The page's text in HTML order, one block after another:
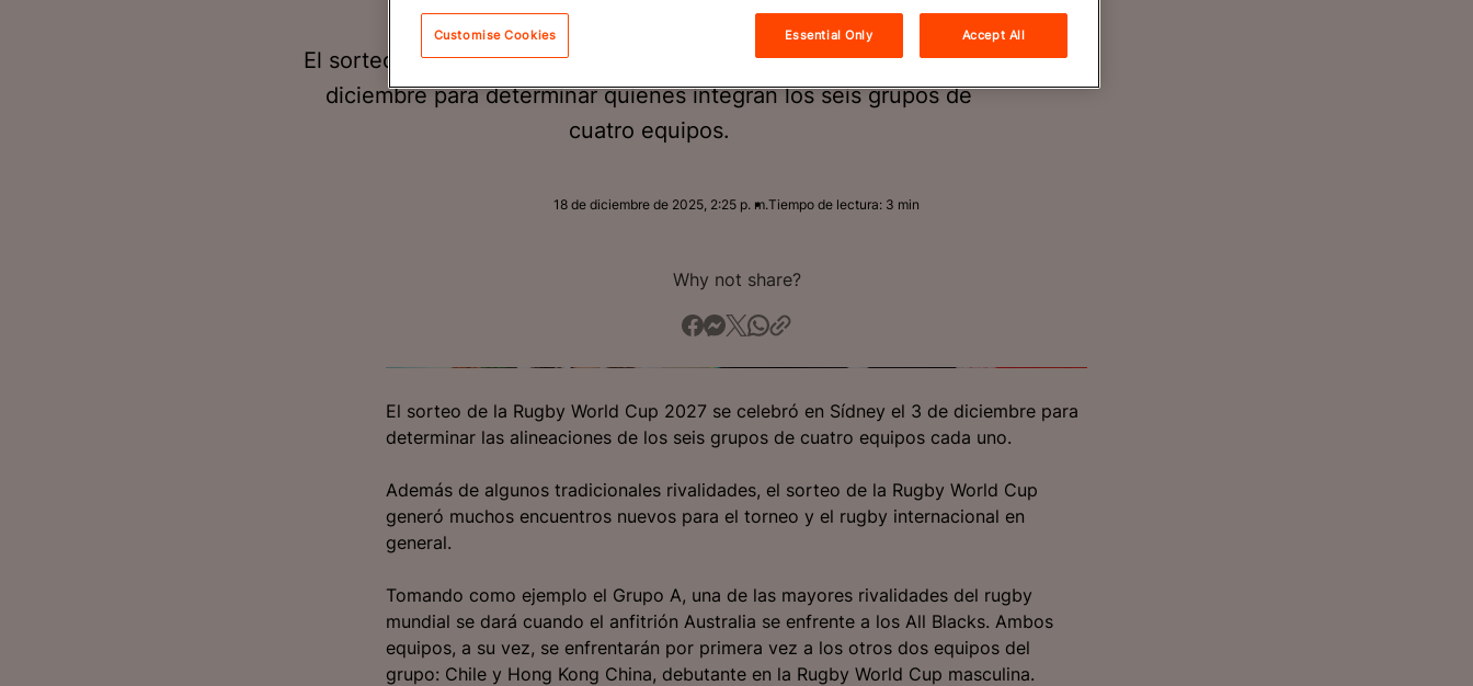
El sorteo de la Rugby World Cup 2027 se realizó en Sídney el 3 de
diciembre para determinar quienes integran los seis grupos de
cuatro equipos.
18 de diciembre de 2025, 2:25 p. m.Tiempo de lectura: 3 min
Why not share?
El sorteo de la Rugby World Cup 2027 se celebró en Sídney el 3 de diciembre para
determinar las alineaciones de los seis grupos de cuatro equipos cada uno.
Además de algunos tradicionales rivalidades, el sorteo de la Rugby World Cup
generó muchos encuentros nuevos para el torneo y el rugby internacional en
general.
Tomando como ejemplo el Grupo A, una de las mayores rivalidades del rugby
mundial se dará cuando el anfitrión Australia se enfrente a los All Blacks. Ambos
equipos, a su vez, se enfrentarán por primera vez a los otros dos equipos del
grupo: Chile y Hong Kong China, debutante en la Rugby World Cup masculina.
Customise Cookies Essential Only Accept All